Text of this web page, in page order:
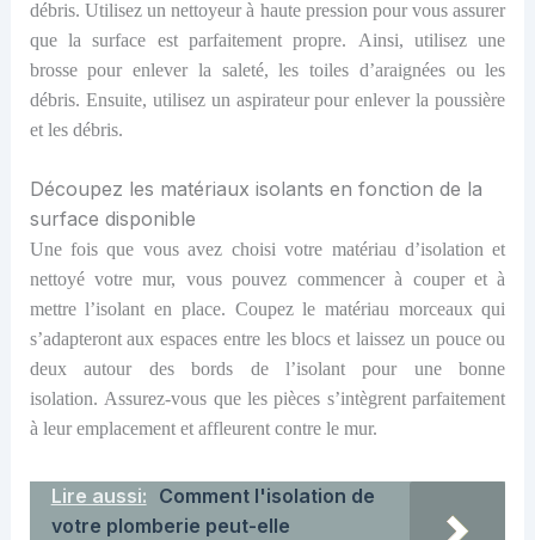
débris. Utilisez un nettoyeur à haute pression pour vous assurer
que la surface est parfaitement propre. Ainsi, utilisez une
brosse pour enlever la saleté, les toiles d’araignées ou les
débris. Ensuite, utilisez un aspirateur pour enlever la poussière
et les débris.
Découpez les matériaux isolants en fonction de la
surface disponible
Une fois que vous avez choisi votre matériau d’isolation et
nettoyé votre mur, vous pouvez commencer à couper et à
mettre l’isolant en place. Coupez le matériau morceaux qui
s’adapteront aux espaces entre les blocs et laissez un pouce ou
deux autour des bords de l’isolant pour une bonne
isolation. Assurez-vous que les pièces s’intègrent parfaitement
à leur emplacement et affleurent contre le mur.
Lire aussi: Comment l'isolation de
votre plomberie peut-elle